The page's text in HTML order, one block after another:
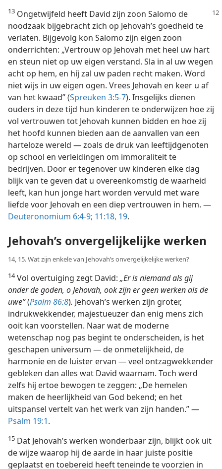
13 Ongetwijfeld heeft David zijn zoon Salomo de
noodzaak bijgebracht zich op Jehovah’s goedheid te
verlaten. Bijgevolg kon Salomo zijn eigen zoon
onderrichten: „Vertrouw op Jehovah met heel uw hart
en steun niet op uw eigen verstand. Sla in al uw wegen
acht op hem, en híj zal uw paden recht maken. Word
niet wijs in uw eigen ogen. Vrees Jehovah en keer u af
van het kwaad” (Spreuken 3:5-7). Insgelijks dienen
ouders in deze tijd hun kinderen te onderwijzen hoe zij
vol vertrouwen tot Jehovah kunnen bidden en hoe zij
het hoofd kunnen bieden aan de aanvallen van een
harteloze wereld — zoals de druk van leeftijdgenoten
op school en verleidingen om immoraliteit te
bedrijven. Door er tegenover uw kinderen elke dag
blijk van te geven dat u overeenkomstig de waarheid
leeft, kan hun jonge hart worden vervuld met ware
liefde voor Jehovah en een diep vertrouwen in hem. —
Deuteronomium 6:4-9; 11:18, 19.
Jehovah’s onvergelijkelijke werken
14, 15. Wat zijn enkele van Jehovah’s onvergelijkelijke werken?
14Vol overtuiging zegt David:„Er is niemand als gij
onder de goden, o Jehovah, ook zijn er geen werken als de
uwe”(Psalm 86:8). Jehovah’s werken zijn groter,
indrukwekkender, majestueuzer dan enig mens zich
ooit kan voorstellen. Naar wat de moderne
wetenschap nog pas begint te onderscheiden, is het
geschapen universum — de onmetelijkheid, de
harmonie en de luister ervan — veel ontzagwekkender
gebleken dan alles wat David waarnam. Toch werd
zelfs hij ertoe bewogen te zeggen: „De hemelen
maken de heerlijkheid van God bekend; en het
uitspansel vertelt van het werk van zijn handen.” —
Psalm 19:1.
15 Dat Jehovah’s werken wonderbaar zijn, blijkt ook uit
de wijze waarop hij de aarde in haar juiste positie
geplaatst en toebereid heeft teneinde te voorzien in